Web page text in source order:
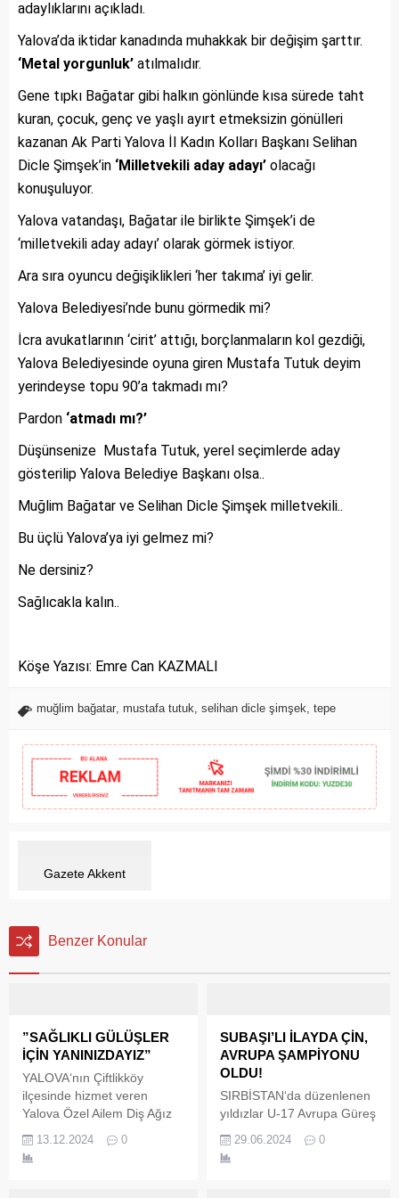
adaylıklarını açıkladı.
Yalova’da iktidar kanadında muhakkak bir değişim şarttır.
‘Metal yorgunluk’ atılmalıdır.
Gene tıpkı Bağatar gibi halkın gönlünde kısa sürede taht
kuran, çocuk, genç ve yaşlı ayırt etmeksizin gönülleri
kazanan Ak Parti Yalova İl Kadın Kolları Başkanı Selihan
Dicle Şimşek’in ‘Milletvekili aday adayı’ olacağı
konuşuluyor.
Yalova vatandaşı, Bağatar ile birlikte Şimşek’i de
‘milletvekili aday adayı’ olarak görmek istiyor.
Ara sıra oyuncu değişiklikleri ‘her takıma’ iyi gelir.
Yalova Belediyesi’nde bunu görmedik mi?
İcra avukatlarının ‘cirit’ attığı, borçlanmaların kol gezdiği,
Yalova Belediyesinde oyuna giren Mustafa Tutuk deyim
yerindeyse topu 90’a takmadı mı?
Pardon ‘atmadı mı?’
Düşünsenize Mustafa Tutuk, yerel seçimlerde aday
gösterilip Yalova Belediye Başkanı olsa..
Muğlim Bağatar ve Selihan Dicle Şimşek milletvekili..
Bu üçlü Yalova’ya iyi gelmez mi?
Ne dersiniz?
Sağlıcakla kalın..
Köşe Yazısı: Emre Can KAZMALI
muğlim bağatar mustafa tutuk selihan dicle şimşek tepe
Gazete Akkent
Benzer Konular
”SAĞLIKLI GÜLÜŞLER
İÇİN YANINIZDAYIZ”
YALOVA‘nın Çiftlikköy
ilçesinde hizmet veren
Yalova Özel Ailem Diş Ağız
ve ilçelerinde uğrak noktası
olmaya devam ediyor. Özel
13.12.2024 0
SUBAŞI’LI İLAYDA ÇİN,
AVRUPA ŞAMPİYONU
OLDU!
SIRBİSTAN‘da düzenlenen
yıldızlar U-17 Avrupa Güreş
çıkan Subaşı’nın gururu
İlayda Çin, 69 kiloda
29.06.2024 0